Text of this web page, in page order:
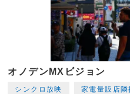
オノデンMXビジョン
シンクロ放映 家電量販店隣